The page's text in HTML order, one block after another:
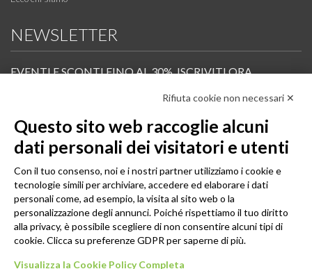
NEWSLETTER
EVENTI E SCONTI FINO AL 30%. ISCRIVITI ORA.
Scopri in anteprima i nuovi prodotti, le promozioni riservate ai professionisti e resta
Iscrivi alla Newsletter
SEGUICI
Rifiuta cookie non necessari ✕
Questo sito web raccoglie alcuni
dati personali dei visitatori e utenti
Con il tuo consenso, noi e i nostri partner utilizziamo i cookie e
tecnologie simili per archiviare, accedere ed elaborare i dati
personali come, ad esempio, la visita al sito web o la
personalizzazione degli annunci. Poiché rispettiamo il tuo diritto
alla privacy, è possibile scegliere di non consentire alcuni tipi di
cookie. Clicca su preferenze GDPR per saperne di più.
Visualizza la Cookie Policy Completa